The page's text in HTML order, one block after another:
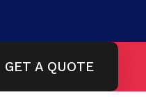
GET A QUOTE